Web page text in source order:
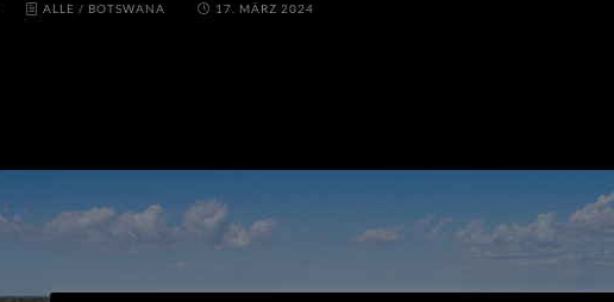
ALLE / BOTSWANA 17. MÄRZ 2024